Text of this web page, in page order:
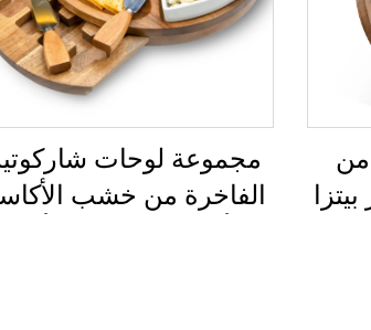
من
مجموعة لوحات
الفاخرة من خشب